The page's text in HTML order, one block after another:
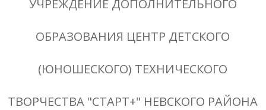
УЧРЕЖДЕНИЕ ДОПОЛНИТЕЛЬНОГО
ОБРАЗОВАНИЯ ЦЕНТР ДЕТСКОГО
(ЮНОШЕСКОГО) ТЕХНИЧЕСКОГО
ТВОРЧЕСТВА "СТАРТ+" НЕВСКОГО РАЙОНА